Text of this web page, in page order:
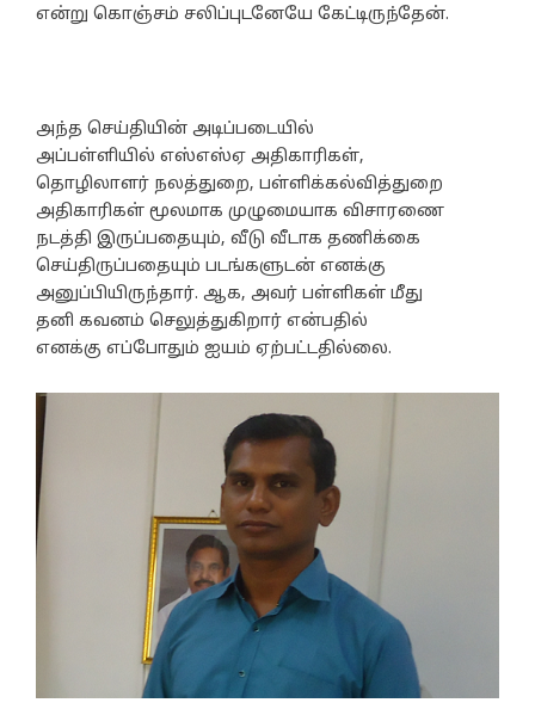
என்று கொஞ்சம் சலிப்புடனேயே கேட்டிருந்தேன்.
அந்த செய்தியின் அடிப்படையில்
அப்பள்ளியில் எஸ்எஸ்ஏ அதிகாரிகள்,
தொழிலாளர் நலத்துறை, பள்ளிக்கல்வித்துறை
அதிகாரிகள் மூலமாக முழுமையாக விசாரணை
நடத்தி இருப்பதையும், வீடு வீடாக தணிக்கை
செய்திருப்பதையும் படங்களுடன் எனக்கு
அனுப்பியிருந்தார். ஆக, அவர் பள்ளிகள் மீது
தனி கவனம் செலுத்துகிறார் என்பதில்
எனக்கு எப்போதும் ஐயம் ஏற்பட்டதில்லை.